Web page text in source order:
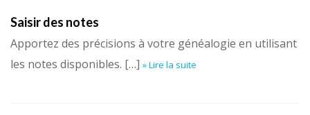
Saisir des notes
Apportez des précisions à votre généalogie en utilisant
les notes disponibles. […] » Lire la suite